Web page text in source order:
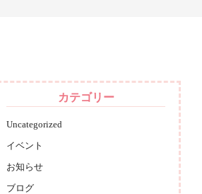
カテゴリー
Uncategorized
イベント
お知らせ
ブログ